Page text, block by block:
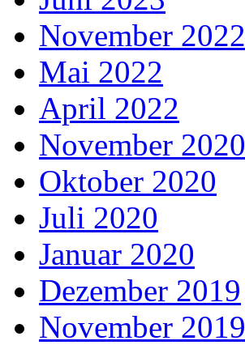
November 2022
Mai 2022
April 2022
November 2020
Oktober 2020
Juli 2020
Januar 2020
Dezember 2019
November 2019